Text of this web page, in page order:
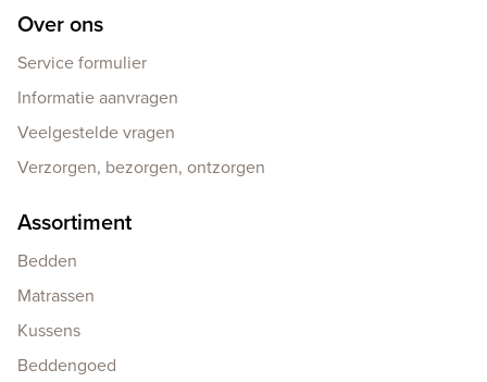
Over ons
Service formulier
Informatie aanvragen
Veelgestelde vragen
Verzorgen, bezorgen, ontzorgen
Assortiment
Bedden
Matrassen
Kussens
Beddengoed